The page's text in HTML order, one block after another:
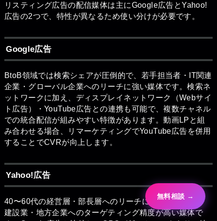
リスティング広告の配信媒体は主にGoogle広告とYahoo!
広告の2つで、特性が異なるため使い分けが必要です。
Google広告
BtoB領域では検索シェアが圧倒的で、若手担当者・IT関連
企業・グローバル企業へのリーチに強い媒体です。検索ネ
ットワークに加え、ディスプレイネットワーク（Webサイ
ト広告）・YouTube広告との連携も可能で、複数チャネル
での統合配信が組みやすい特徴があります。動画LPと組
み合わせる場合、リマーケティングでYouTube広告を併用
することでCVRが向上します。
Yahoo!広告
40〜60代の経営層・部長層へのリーチに強く、製造業・
建設業・地方企業へのターゲティング精度が高い媒体で
無料相談 →